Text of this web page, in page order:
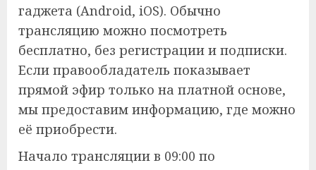
гаджета (Android, iOS). Обычно
трансляцию можно посмотреть
бесплатно, без регистрации и подписки.
Если правообладатель показывает
прямой эфир только на платной основе,
мы предоставим информацию, где можно
её приобрести.
Начало трансляции в 09:00 по